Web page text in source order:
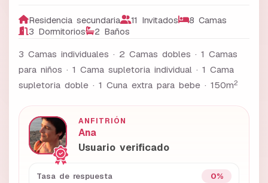
Residencia secundaria 11 Invitados
8 Camas
3 Dormitorios
2 Baños
3 Camas individuales · 2 Camas dobles · 1 Camas
para niños · 1 Cama supletoria individual · 1 Cama
supletoria doble · 1 Cuna extra para bebe · 150m2
ANFITRIÓN
Ana
Usuario verificado
Tasa de respuesta 0%